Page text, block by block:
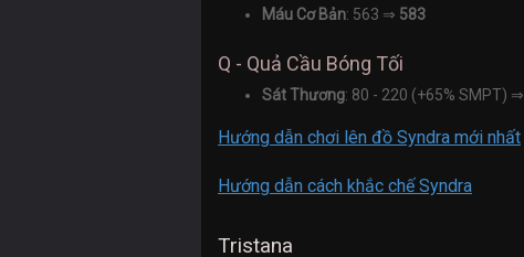
Máu Cơ Bản: 563 ⇒ 583
Q - Quả Cầu Bóng Tối
Sát Thương: 80 - 220 (+65% SMPT) ⇒
Hướng dẫn chơi lên đồ Syndra mới nhất
Hướng dẫn cách khắc chế Syndra
Tristana